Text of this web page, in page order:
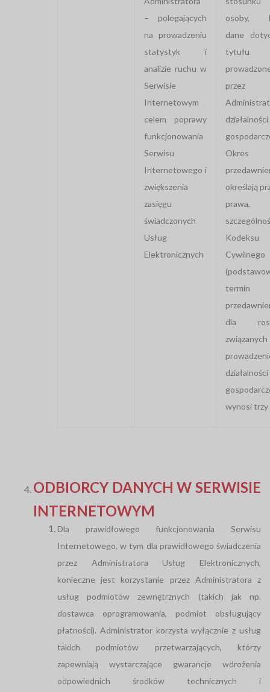
– polegających
na prowadzeniu
statystyk i
analizie ruchu w
Serwisie
Internetowym
celem poprawy
funkcjonowania
Serwisu
Internetowego i
zwiększenia
zasięgu
świadczonych
Usług
Elektronicznych
osoby,
dane
tytułu
przez
działalności
Okres
określają
Kodeksu
Cywilnego
termin
dla
działalności
wynosi trzy
ODBIORCY DANYCH W SERWISIE
INTERNETOWYM
Dla prawidłowego funkcjonowania Serwisu
Internetowego, w tym dla prawidłowego świadczenia
przez Administratora Usług Elektronicznych,
konieczne jest korzystanie przez Administratora z
usług podmiotów zewnętrznych (takich jak np.
dostawca oprogramowania, podmiot obsługujący
płatności). Administrator korzysta wyłącznie z usług
takich podmiotów przetwarzających, którzy
zapewniają wystarczające gwarancje wdrożenia
odpowiednich środków technicznych i